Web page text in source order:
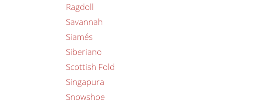
Ragdoll
Savannah
Siamés
Siberiano
Scottish Fold
Singapura
Snowshoe